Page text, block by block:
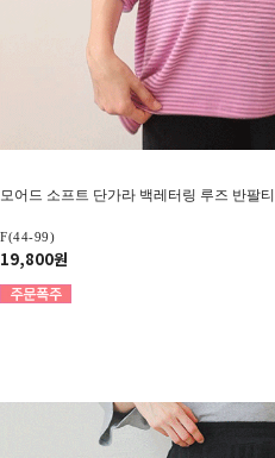
모어드 소프트 단가라 백레터링 루즈 반팔티
F(44-99)
19,800원